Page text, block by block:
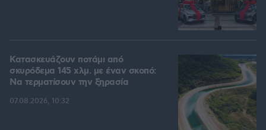
Κατασκευάζουν ποτάμι από
σκυρόδεμα 145 χλμ. με έναν σκοπό:
Να τερματίσουν την ξηρασία
07.08.2026, 10:32